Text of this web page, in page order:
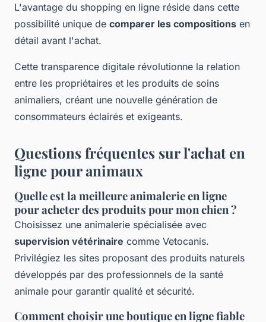
L'avantage du shopping en ligne réside dans cette
possibilité unique de comparer les compositions en
détail avant l'achat.
Cette transparence digitale révolutionne la relation
entre les propriétaires et les produits de soins
animaliers, créant une nouvelle génération de
consommateurs éclairés et exigeants.
Questions fréquentes sur l'achat en
ligne pour animaux
Quelle est la meilleure animalerie en ligne
pour acheter des produits pour mon chien ?
Choisissez une animalerie spécialisée avec
supervision vétérinaire comme Vetocanis.
Privilégiez les sites proposant des produits naturels
développés par des professionnels de la santé
animale pour garantir qualité et sécurité.
Comment choisir une boutique en ligne fiable